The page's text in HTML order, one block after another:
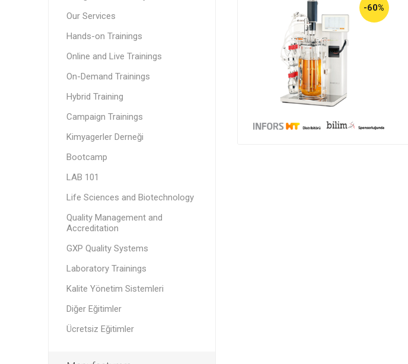
-60%
Our Services
Hands-on Trainings
Online and Live Trainings
On-Demand Trainings
Hybrid Training
Campaign Trainings
Kimyagerler Derneği
Bootcamp
LAB 101
Life Sciences and Biotechnology
Quality Management and
Accreditation
GXP Quality Systems
Laboratory Trainings
Kalite Yönetim Sistemleri
Diğer Eğitimler
Ücretsiz Eğitimler